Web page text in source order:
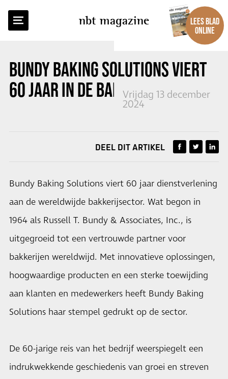
nbt magazine
LEES BLAD
ONLINE
BUNDY BAKING SOLUTIONS VIERT
60 JAAR IN DE BAKKERIJSECTOR
Vrijdag 13 december
2024
TERUG NAAR OVERZICHT
DEEL DIT ARTIKEL
Bundy Baking Solutions viert 60 jaar dienstverlening
aan de wereldwijde bakkerijsector. Wat begon in
1964 als Russell T. Bundy & Associates, Inc., is
uitgegroeid tot een vertrouwde partner voor
bakkerijen wereldwijd. Met innovatieve oplossingen,
hoogwaardige producten en een sterke toewijding
aan klanten en medewerkers heeft Bundy Baking
Solutions haar stempel gedrukt op de sector.
De 60-jarige reis van het bedrijf weerspiegelt een
indrukwekkende geschiedenis van groei en streven